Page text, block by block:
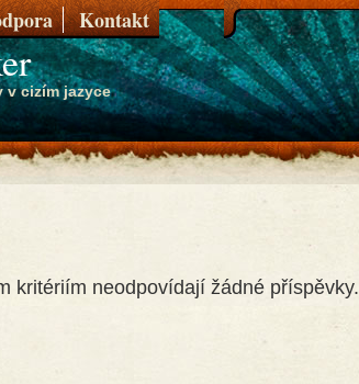
v cizím jazyce
Kontakt
kritériím neodpovídají žádné příspěvky.